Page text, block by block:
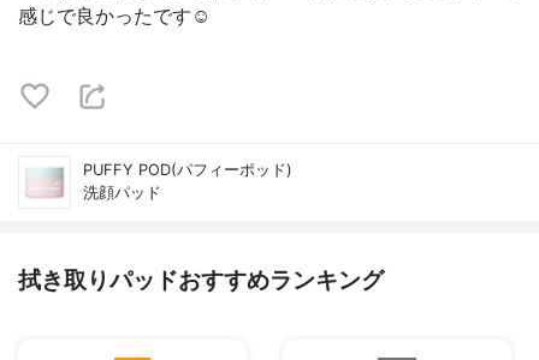
感じで良かったです☺️
PUFFY POD(パフィーポッド)
洗顔パッド
拭き取りパッドおすすめランキング